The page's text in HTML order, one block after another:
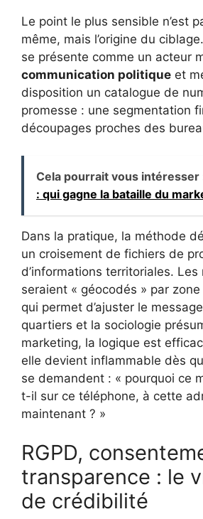
Le point le plus sensible n’est
même, mais l’origine du
se présente comme un acteur
communication politique et
disposition un catalogue de
promesse : une segmentation
découpages proches des
Cela pourrait vous intéresser
: qui gagne la bataille du
Dans la pratique, la méthode
un croisement de fichiers de
d’informations territoriales. Les
seraient « géocodés » par
qui permet d’ajuster le
quartiers et la sociologie
marketing, la logique est
elle devient inflammable dès
se demandent : « pourquoi ce
t-il sur ce téléphone, à cette
maintenant ? »
RGPD,
transparence : le
de crédibilité